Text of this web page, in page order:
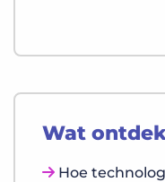
Wat
Hoe